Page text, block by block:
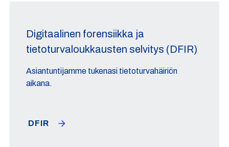
Digitaalinen forensiikka ja
tietoturvaloukkausten selvitys (DFIR)
Asiantuntijamme tukenasi tietoturvahäiriön
aikana.
DFIR